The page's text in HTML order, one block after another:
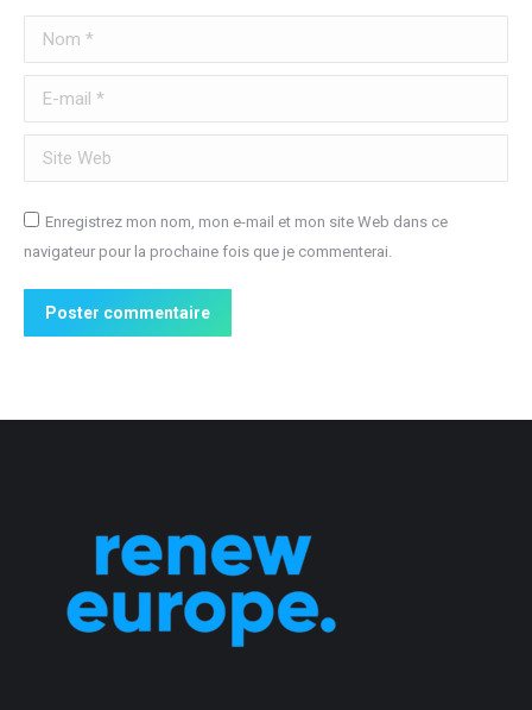
Nom *
E-mail *
Site Web
Enregistrez mon nom, mon e-mail et mon site Web dans ce
navigateur pour la prochaine fois que je commenterai.
Poster commentaire